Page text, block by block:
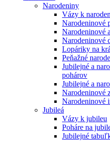
Narodeniny
Vázy k
Narodeninové
Narodeninové
Narodeninové
Lopáriky na
Peňažné
Jubilejné a
pohárov
Jubilejné a
Narodeninové
Narodeninové
Jubileá
Vázy k jubileu
Poháre na
Jubilejné